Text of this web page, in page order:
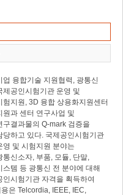
업 융합기술 지원협력, 광통신
제공인시험기관 운영 및
험지원, 3D 융합 상용화지원센터
원과 센터 연구사업 및
구결과물의 Q-mark 검증을
당하고 있다. 국제공인시험기관
영 및 시험지원 분야는
통신소자, 부품, 모듈, 단말,
스템 등 광통신 전 분야에 대해
시험기관 자격을 획득하여
은 Telcordia, IEEE, IEC,